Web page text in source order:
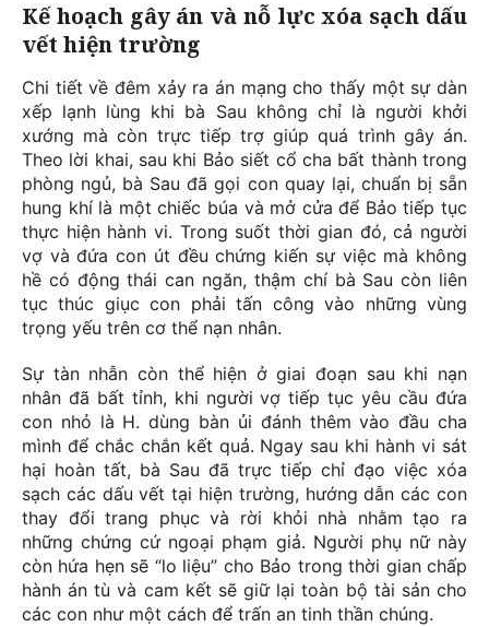
Kế hoạch gây án và nỗ lực xóa sạch dấu
vết hiện trường
Chi tiết về đêm xảy ra án mạng cho thấy một sự dàn
xếp lạnh lùng khi bà Sau không chỉ là người khởi
xướng mà còn trực tiếp trợ giúp quá trình gây án.
Theo lời khai, sau khi Bảo siết cổ cha bất thành trong
phòng ngủ, bà Sau đã gọi con quay lại, chuẩn bị sẵn
hung khí là một chiếc búa và mở cửa để Bảo tiếp tục
thực hiện hành vi. Trong suốt thời gian đó, cả người
vợ và đứa con út đều chứng kiến sự việc mà không
hề có động thái can ngăn, thậm chí bà Sau còn liên
tục thúc giục con phải tấn công vào những vùng
trọng yếu trên cơ thể nạn nhân.
Sự tàn nhẫn còn thể hiện ở giai đoạn sau khi nạn
nhân đã bất tỉnh, khi người vợ tiếp tục yêu cầu đứa
con nhỏ là H. dùng bàn ủi đánh thêm vào đầu cha
mình để chắc chắn kết quả. Ngay sau khi hành vi sát
hại hoàn tất, bà Sau đã trực tiếp chỉ đạo việc xóa
sạch các dấu vết tại hiện trường, hướng dẫn các con
thay đổi trang phục và rời khỏi nhà nhằm tạo ra
những chứng cứ ngoại phạm giả. Người phụ nữ này
còn hứa hẹn sẽ “lo liệu” cho Bảo trong thời gian chấp
hành án tù và cam kết sẽ giữ lại toàn bộ tài sản cho
các con như một cách để trấn an tinh thần chúng.